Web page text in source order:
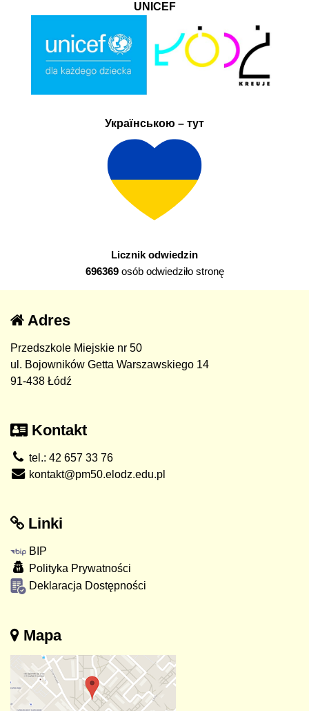
UNICEF
Українською – тут
Licznik odwiedzin
696369osób odwiedziło stronę
Adres
Przedszkole Miejskie nr 50
ul. Bojowników Getta Warszawskiego 14
91-438 Łódź
Kontakt
tel.: 42 657 33 76
kontakt@pm50.elodz.edu.pl
Linki
BIP
Polityka Prywatności
Deklaracja Dostępności
Mapa